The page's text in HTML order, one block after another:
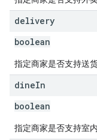
delivery
boolean
指定商家是否支持送货
dineIn
boolean
指定商家是否支持室